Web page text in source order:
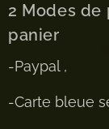
2 Modes
panier
-Paypal ,
-Carte bleue